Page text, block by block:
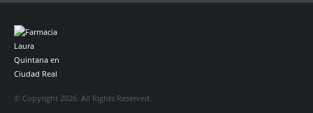
© Copyright 2026. All Rights Reserved.